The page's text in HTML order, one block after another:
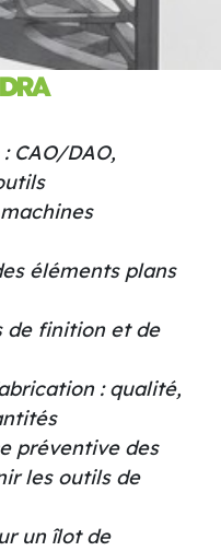
CAO/DAO,
éléments plans
de finition et de
: qualité,
préventive des
les outils de
un îlot de